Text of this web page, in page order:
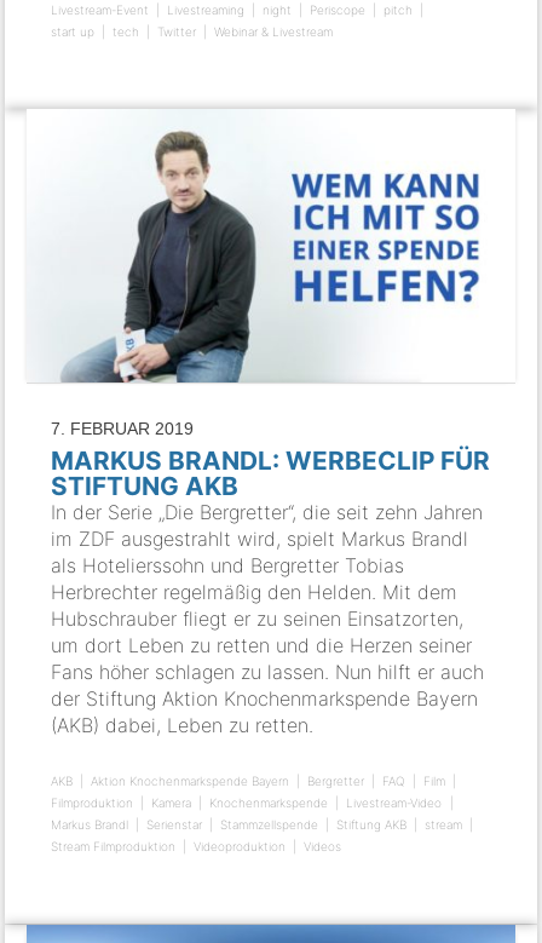
Livestream-Event
Livestreaming night Periscope
pitch
start up
tech Twitter Webinar & Livestream
7. FEBRUAR 2019
MARKUS BRANDL: WERBECLIP FÜR
STIFTUNG AKB
In der Serie „Die Bergretter“, die seit zehn Jahren
im ZDF ausgestrahlt wird, spielt Markus Brandl
als Hotelierssohn und Bergretter Tobias
Herbrechter regelmäßig den Helden. Mit dem
Hubschrauber fliegt er zu seinen Einsatzorten,
um dort Leben zu retten und die Herzen seiner
Fans höher schlagen zu lassen. Nun hilft er auch
der Stiftung Aktion Knochenmarkspende Bayern
(AKB) dabei, Leben zu retten.
AKB Aktion Knochenmarkspende Bayern Bergretter FAQ
Film
Filmproduktion
Kamera Knochenmarkspende
Livestream-Video
Markus Brandl
Serienstar Stammzellspende Stiftung AKB
stream
Stream Filmproduktion
Videoproduktion Videos